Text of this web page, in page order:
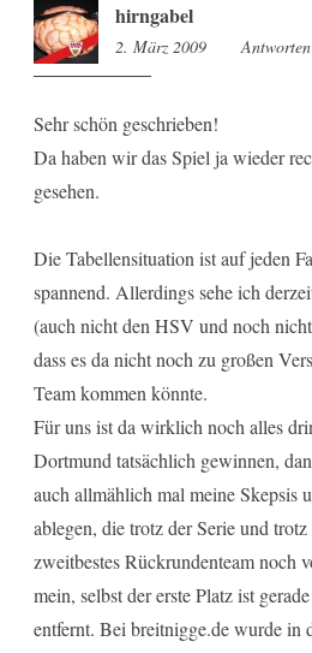
hirngabel
2. März 2009 12:11
Antworten
Sehr schön geschrieben!
Da haben wir das Spiel ja wieder
gesehen.
Die Tabellensituation ist auf jeden
spannend. Allerdings sehe ich
(auch nicht den HSV und noch
dass es da nicht noch zu großen
Team kommen könnte.
Für uns ist da wirklich noch alles
Dortmund tatsächlich gewinnen,
auch allmählich mal meine Skepsis
ablegen, die trotz der Serie und
zweitbestes Rückrundenteam noch
mein, selbst der erste Platz ist
entfernt. Bei breitnigge.de wurde in